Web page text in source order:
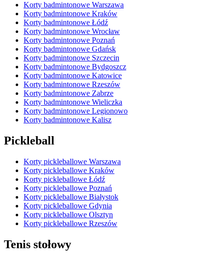
Korty badmintonowe Warszawa
Korty badmintonowe Kraków
Korty badmintonowe Łódź
Korty badmintonowe Wrocław
Korty badmintonowe Poznań
Korty badmintonowe Gdańsk
Korty badmintonowe Szczecin
Korty badmintonowe Bydgoszcz
Korty badmintonowe Katowice
Korty badmintonowe Rzeszów
Korty badmintonowe Zabrze
Korty badmintonowe Wieliczka
Korty badmintonowe Legionowo
Korty badmintonowe Kalisz
Pickleball
Korty pickleballowe Warszawa
Korty pickleballowe Kraków
Korty pickleballowe Łódź
Korty pickleballowe Poznań
Korty pickleballowe Białystok
Korty pickleballowe Gdynia
Korty pickleballowe Olsztyn
Korty pickleballowe Rzeszów
Tenis stołowy